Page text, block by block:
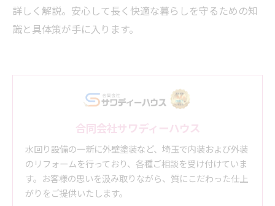
詳しく解説。安心して長く快適な暮らしを守るための知
識と具体策が手に入ります。
合同会社サワディーハウス
水回り設備の一新に外壁塗装など、埼玉で内装および外装
のリフォームを行っており、各種ご相談を受け付けていま
す。お客様の思いを汲み取りながら、質にこだわった仕上
がりをご提供いたします。